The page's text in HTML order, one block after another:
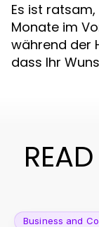
Es ist
Monate im
während der
dass Ihr
Business and